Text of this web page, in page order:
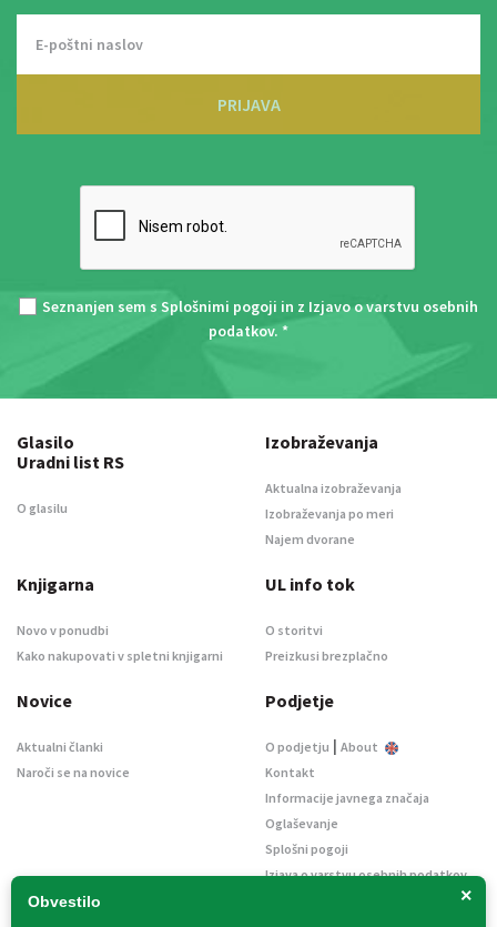
PRIJAVA
Seznanjen sem s Splošnimi pogoji in z Izjavo o varstvu osebnih
podatkov. *
×
Obvestilo
Glasilo
Uradni list RS
O glasilu
Izobraževanja
Aktualna izobraževanja
Izobraževanja po meri
Najem dvorane
Knjigarna
Novo v ponudbi
Kako nakupovati v spletni knjigarni
UL info tok
O storitvi
Preizkusi brezplačno
Novice
Aktualni članki
Naroči se na novice
Podjetje
O podjetju | About
Kontakt
Informacije javnega značaja
Oglaševanje
Splošni pogoji
Izjava o varstvu osebnih podatkov